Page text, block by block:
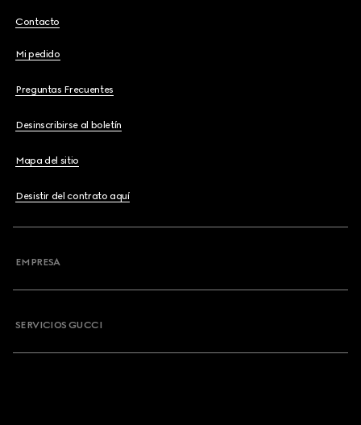
Contacto
Mi pedido
Preguntas Frecuentes
Desinscribirse al boletín
Mapa del sitio
Desistir del contrato aquí
EMPRESA
SERVICIOS GUCCI